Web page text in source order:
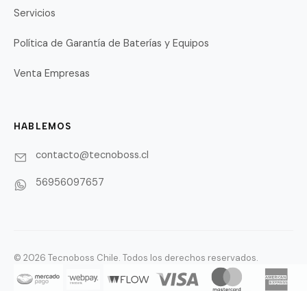
Servicios
Política de Garantía de Baterías y Equipos
Venta Empresas
HABLEMOS
contacto@tecnoboss.cl
56956097657
© 2026 Tecnoboss Chile. Todos los derechos reservados.